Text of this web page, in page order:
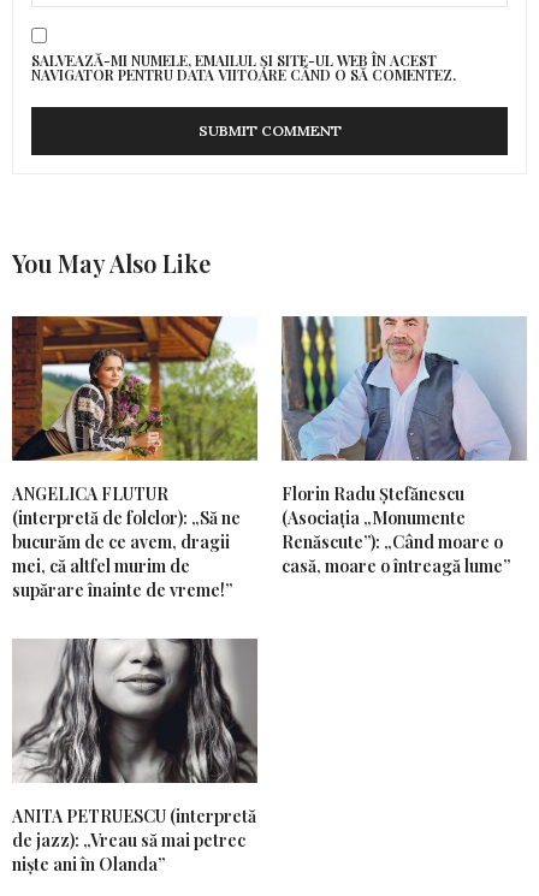
SALVEAZĂ-MI NUMELE, EMAILUL ȘI SITE-UL WEB ÎN ACEST
NAVIGATOR PENTRU DATA VIITOARE CÂND O SĂ COMENTEZ.
You May Also Like
ANGELICA FLUTUR
(interpretă de folclor): „Să ne
bucurăm de ce avem, dragii
mei, că altfel murim de
supărare înainte de vreme!”
Florin Radu Ștefănescu
(Asociația „Monumente
Renăscute”): „Când moare o
casă, moare o întreagă lume”
ANITA PETRUESCU (interpretă
de jazz): „Vreau să mai petrec
niște ani în Olanda”